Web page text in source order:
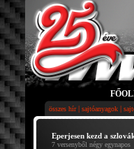
összes hír| sajtóanyagok |
Eperjesen kezd a
7 versenyből négy egynapos